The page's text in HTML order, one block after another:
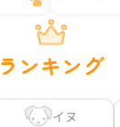
ランキング
イヌ